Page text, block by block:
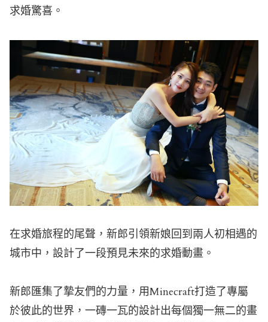
求婚驚喜。
在求婚旅程的尾聲，新郎引領新娘回到兩人初相遇的
城市中，設計了一段預見未來的求婚動畫。
新郎匯集了摯友們的力量，用Minecraft打造了專屬
於彼此的世界，一磚一瓦的設計出每個獨一無二的畫